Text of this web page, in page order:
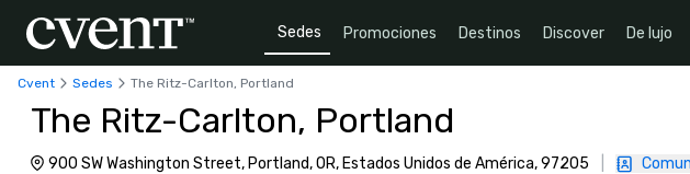
Sedes Promociones Destinos Discover De lujo
Cvent Sedes The Ritz-Carlton, Portland
The Ritz-Carlton, Portland
900 SW Washington Street, Portland, OR, Estados Unidos de América, 97205